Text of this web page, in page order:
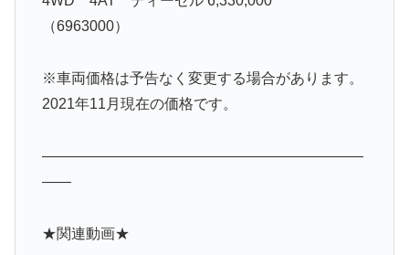
（6963000）
※車両価格は予告なく変更する場合があります。
2021年11月現在の価格です。
——————————————————————
——
★関連動画★